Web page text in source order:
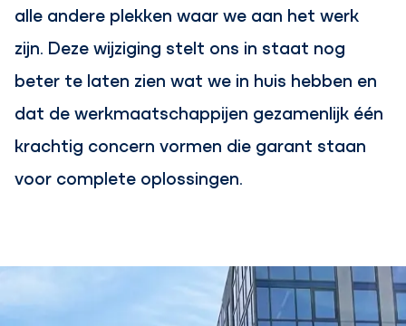
alle andere plekken waar we aan het werk
zijn. Deze wijziging stelt ons in staat nog
beter te laten zien wat we in huis hebben en
dat de werkmaatschappijen gezamenlijk één
krachtig concern vormen die garant staan
voor complete oplossingen.